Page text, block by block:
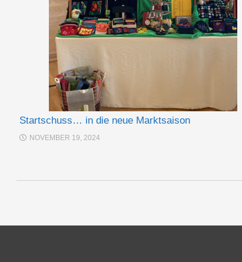
Startschuss… in die neue Marktsaison
NOVEMBER 19, 2024